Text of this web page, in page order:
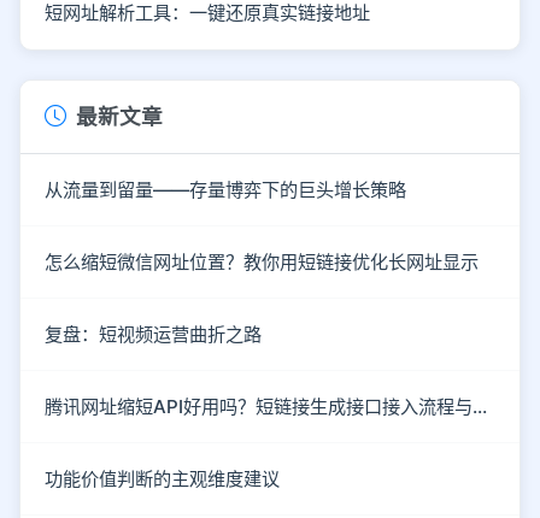
短网址解析工具：一键还原真实链接地址
最新文章
从流量到留量——存量博弈下的巨头增长策略
怎么缩短微信网址位置？教你用短链接优化长网址显示
复盘：短视频运营曲折之路
腾讯网址缩短API好用吗？短链接生成接口接入流程与防封技巧
功能价值判断的主观维度建议